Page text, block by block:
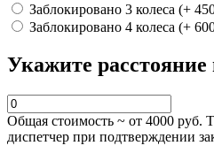
Заблокировано 3 колеса (+
Заблокировано 4 колеса (+
Укажите
Общая стоимость ~ от 4000 руб.
диспетчер при подтверждении